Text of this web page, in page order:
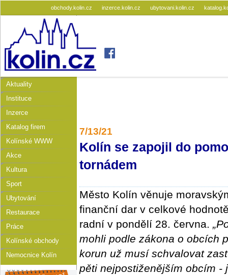
obchody.kolin.cz inzerce.kolin.cz ubytovani.kolin.cz
Aktuality
Instituce
Inzerce
Katalog firem
Kolínské WWW
Akce
Kultura
Sport
Ubytování
Restaurace
Práce
Kolínské obchody
Nemocnice Kolín
7/13/21
Kolín se zapojil do
tornádem
Město Kolín věnuje
finanční dar v celkové
radní v pondělí 28. června.
mohli podle zákona o obcích
korun už musí schvalovat
pěti nejpostiženějším obcím -